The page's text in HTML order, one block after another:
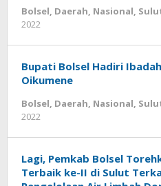
Bolsel, Daerah, Nasional,
2022
Bupati Bolsel Hadiri
Oikumene
Bolsel, Daerah, Nasional,
2022
Lagi, Pemkab Bolsel
Terbaik ke-II di Sulut